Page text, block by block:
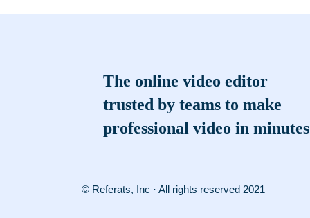
The online video editor
trusted by teams to make
professional video in minutes
© Referats, Inc · All rights reserved 2021